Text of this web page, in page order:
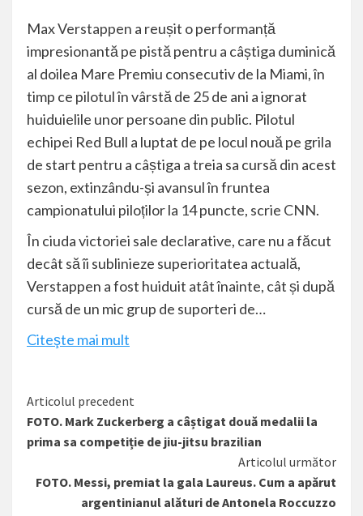
MaxVerstappen a reușit o performanță
impresionantă pe pistă pentru a câștiga duminică
al doilea Mare Premiu consecutiv de la Miami, în
timp ce pilotul în vârstă de 25 de ani a ignorat
huiduielile unor persoane din public. Pilotul
echipei Red Bull a luptat de pe locul nouă pe grila
de start pentru a câștiga a treia sa cursă din acest
sezon, extinzându-și avansul în fruntea
campionatului piloților la 14 puncte, scrie CNN.
În ciuda victoriei sale declarative, care nu a făcut
decât să îi sublinieze superioritatea actuală,
Verstappen a fost huiduit atât înainte, cât și după
cursă de un mic grup de suporteri de…
Citeşte mai mult
Citește
mai
mult
Articolul precedent
FOTO. Mark Zuckerberg a câștigat două medalii la
prima sa competiție de jiu-jitsu brazilian
Articolul următor
FOTO. Messi, premiat la gala Laureus. Cum a apărut
argentinianul alături de Antonela Roccuzzo